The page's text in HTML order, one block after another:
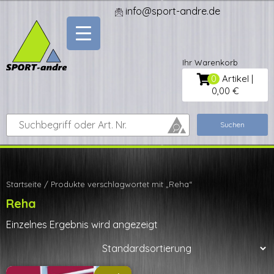
content
info@sport-andre.de
0 Artikel |
0,00 €
nach:
Suchen
Startseite / Produkte verschlagwortet mit „Reha“
Reha
Einzelnes Ergebnis wird angezeigt